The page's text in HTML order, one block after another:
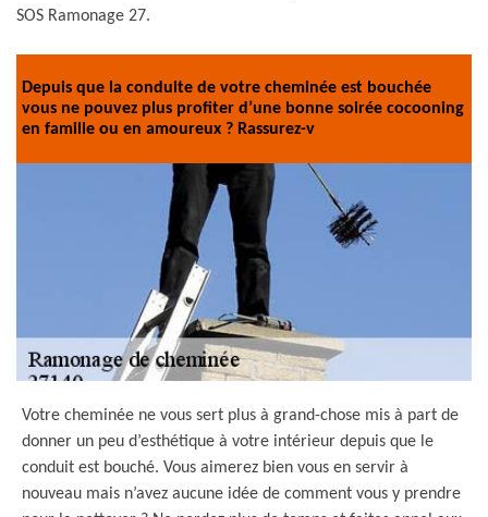
SOS Ramonage 27.
Depuis que la conduite de votre cheminée est bouchée
vous ne pouvez plus profiter d’une bonne soirée cocooning
en famille ou en amoureux ? Rassurez-v
Votre cheminée ne vous sert plus à grand-chose mis à part de
donner un peu d’esthétique à votre intérieur depuis que le
conduit est bouché. Vous aimerez bien vous en servir à
nouveau mais n’avez aucune idée de comment vous y prendre